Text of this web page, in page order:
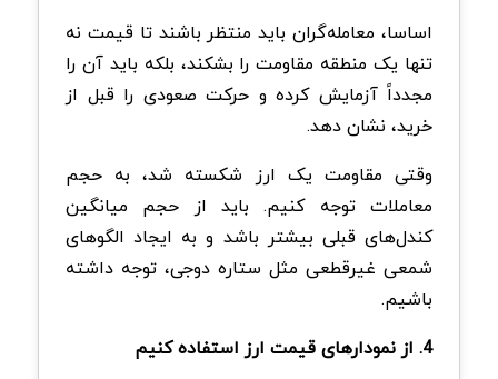
اساسا، معامله‌گران باید منتظر باشند تا قیمت نه
تنها یک منطقه مقاومت را بشکند، بلکه باید آن را
مجدداً آزمایش کرده و حرکت صعودی را قبل از
خرید، نشان دهد.
وقتی مقاومت یک ارز شکسته شد، به حجم
معاملات توجه کنیم. باید از حجم میانگین
کندل‌های قبلی بیشتر باشد و به ایجاد الگوهای
شمعی غیرقطعی مثل ستاره دوجی، توجه داشته
باشیم.
4. از نمودارهای قیمت ارز استفاده کنیم